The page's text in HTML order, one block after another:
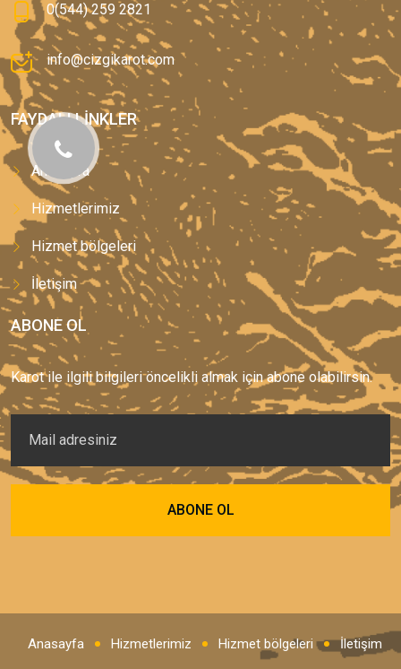
0(544) 259 2821
info@cizgikarot.com
FAYDALI LINKLER
Anasayfa
Hizmetlerimiz
Hizmet bölgeleri
İletişim
ABONE OL
Karot ile ilgili bilgileri öncelikli almak için abone olabilirsin.
Anasayfa Hizmetlerimiz Hizmet bölgeleri
İletişim